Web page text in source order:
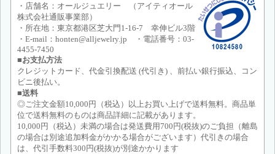
・店舗名：オールジュエリー （アイティオール
株式会社通販事業部）
・所在地：東京都港区芝大門1-16-7 幸伸ビル3階
・E-mail：honten@alljewelry.jp ・電話番号：03-
4455-7450
■お支払方法
クレジットカード、代金引換配送 (代引き) 、前払い銀行振込、コン
ビニ後払い。
■送料
◎ご注文金額10,000円（税込）以上お買い上げで送料無料。商品単
位で送料無料のものは商品詳細に記載があります。
10,000円（税込）未満の場合は発送費用700円(税抜)のご負担（離島
の場合は別途追加料金がかかる場合がございます）代引きの場合
は、代引手数料300円(税抜)が別途かかります